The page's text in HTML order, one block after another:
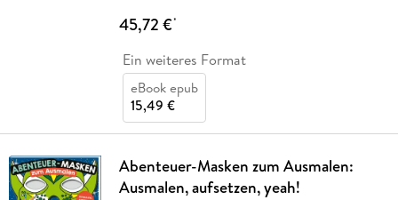
45,72 €*
Ein weiteres Format
eBook epub
15,49 €
Abenteuer-Masken zum Ausmalen:
Ausmalen, aufsetzen, yeah!